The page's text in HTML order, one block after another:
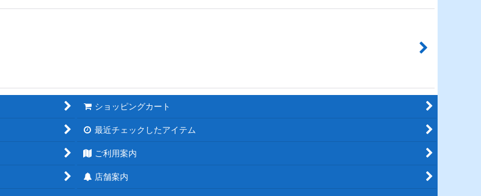
ショッピングカート
最近チェックしたアイテム
ご利用案内
店舗案内